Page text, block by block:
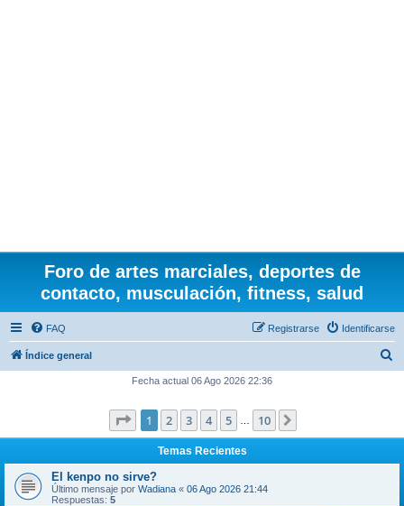
Foro de artes marciales, deportes de
contacto, musculación, fitness, salud
FAQ Identificarse
Registrarse
Índice general
a
r
Fecha actual 06 Ago 2026 22:36
Página de 10
1 2 3 4 5 10
Temas Recientes
El kenpo no sirve?
Último mensaje por Wadiana « 06 Ago 2026 21:44
Respuestas: 5